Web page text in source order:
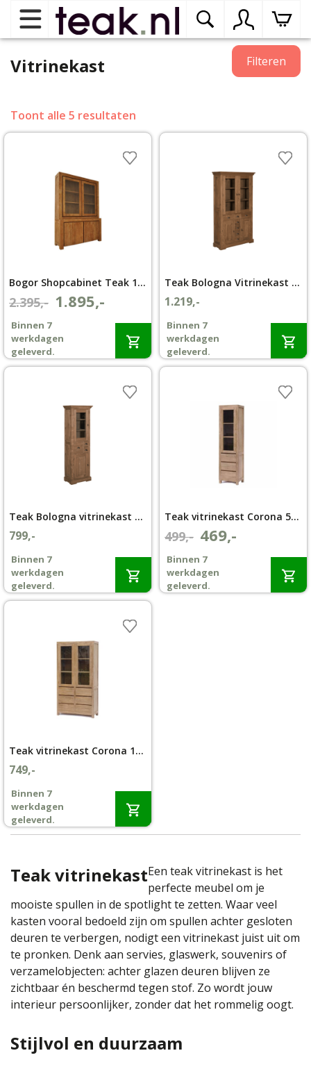
Home
Teak binnenmeubelen
Teak woonprogramma’s
Teak onderhoudsproducten
Contact
Wenslijst
Vitrinekast Filteren
Toont alle 5 resultaten
Bogor Shopcabinet Teak 160 cm 2 deurs
2.395,- Oorspronkelijke
was:
1.895,-
€1.895,-.
Binnen 7
werkdagen
geleverd.
Teak Bologna Vitrinekast 115cm
1.219,-
Binnen 7
werkdagen
geleverd.
Teak Bologna vitrinekast 66cm
799,-
Binnen 7
werkdagen
geleverd.
Teak vitrinekast Corona 50cm
499,- Oorspronkelijke
was:
€499,-.
469,-
Binnen 7
werkdagen
geleverd.
Teak vitrinekast Corona 100 cm
749,-
Binnen 7
werkdagen
geleverd.
Teak vitrinekastEen teak vitrinekast is het
perfecte meubel om je
mooiste spullen in de spotlight te zetten. Waar veel
kasten vooral bedoeld zijn om spullen achter gesloten
deuren te verbergen, nodigt een vitrinekast juist uit om
te pronken. Denk aan servies, glaswerk, souvenirs of
verzamelobjecten: achter glazen deuren blijven ze
zichtbaar én beschermd tegen stof. Zo wordt jouw
interieur persoonlijker, zonder dat het rommelig oogt.
Stijlvol en duurzaam